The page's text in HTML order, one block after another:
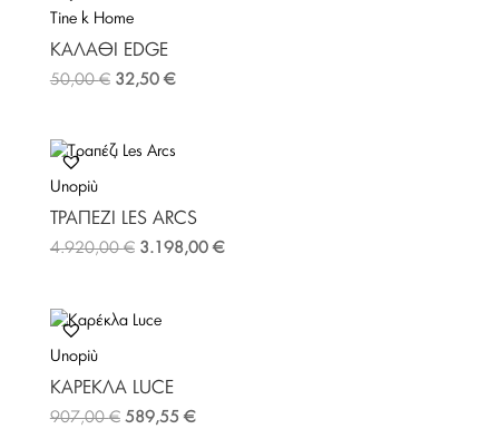
Tine k Home
ΚΑΛΆΘΙ EDGE
50,00€ 32,50 €
Unopiù
TΡΑΠΈΖΙ LES ARCS
4.920,00€ 3.198,00 €
Unopiù
ΚΑΡΈΚΛΑ LUCE
907,00€ 589,55 €